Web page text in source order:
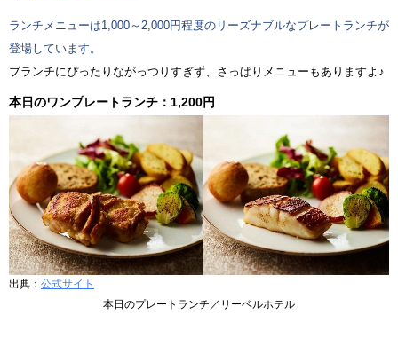
ランチメニューは1,000～2,000円程度のリーズナブルなプレートランチが
登場しています。
ブランチにぴったりながっつりすぎず、さっぱりメニューもありますよ♪
本日のワンプレートランチ：1,200円
出典： 公式サイト
本日のプレートランチ／リーベルホテル